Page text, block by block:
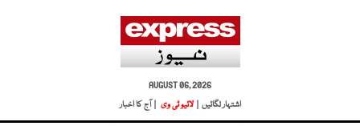
AUGUST 06, 2026
اشتہار لگائیں |
لائیو ٹی وی | آج کا اخبار